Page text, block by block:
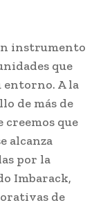
instrumento
que
entorno. A la
de más de
que
alcanza
por la
Imbarack,
de